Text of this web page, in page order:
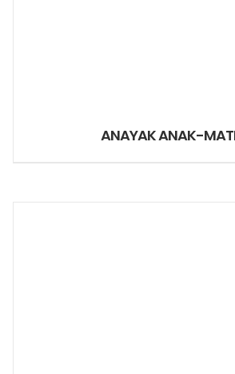
ANAYAK ANAK-